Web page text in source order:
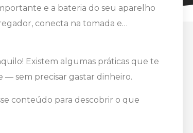
e a bateria do seu aparelho
conecta na tomada e…
Existem algumas práticas que te
— sem precisar gastar dinheiro.
conteúdo para descobrir o que